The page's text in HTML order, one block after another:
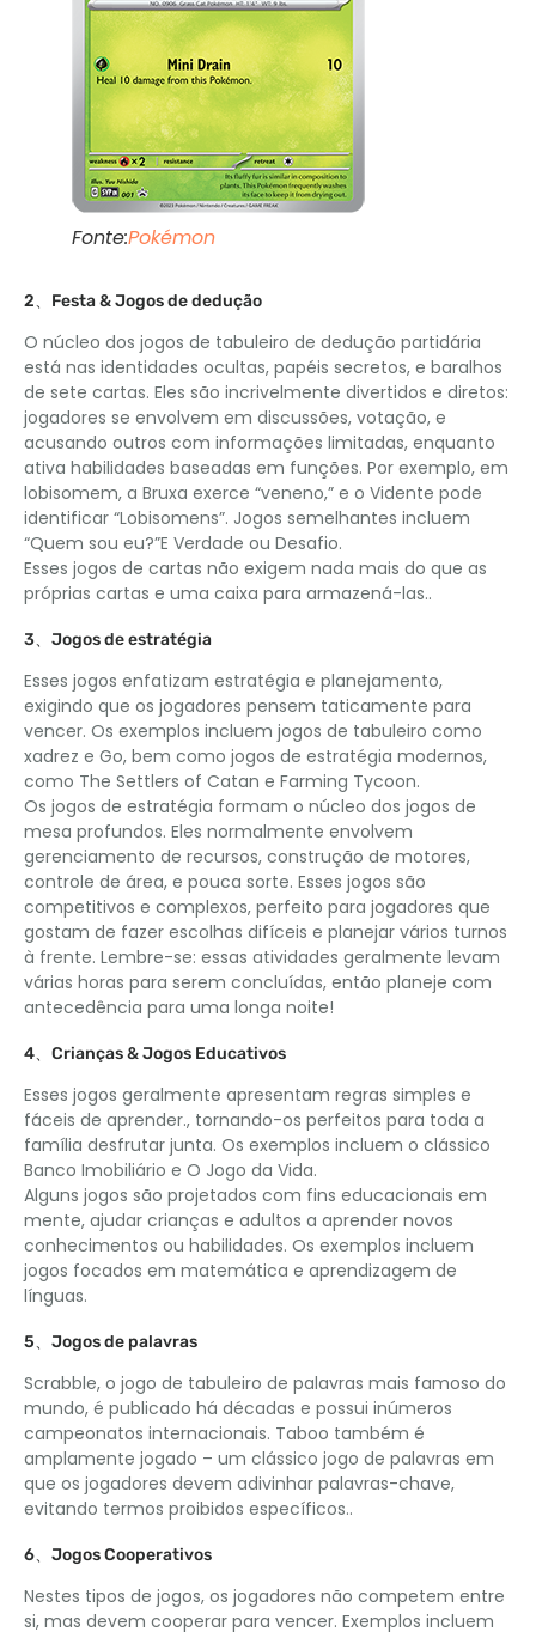
Fonte:Pokémon
2、Festa & Jogos de dedução
O núcleo dos jogos de tabuleiro de dedução partidária
está nas identidades ocultas, papéis secretos, e baralhos
de sete cartas. Eles são incrivelmente divertidos e diretos:
jogadores se envolvem em discussões, votação, e
acusando outros com informações limitadas, enquanto
ativa habilidades baseadas em funções. Por exemplo, em
lobisomem, a Bruxa exerce “veneno,” e o Vidente pode
identificar “Lobisomens”. Jogos semelhantes incluem
“Quem sou eu?”E Verdade ou Desafio.
Esses jogos de cartas não exigem nada mais do que as
próprias cartas e uma caixa para armazená-las..
3、Jogos de estratégia
Esses jogos enfatizam estratégia e planejamento,
exigindo que os jogadores pensem taticamente para
vencer. Os exemplos incluem jogos de tabuleiro como
xadrez e Go, bem como jogos de estratégia modernos,
como The Settlers of Catan e Farming Tycoon.
Os jogos de estratégia formam o núcleo dos jogos de
mesa profundos. Eles normalmente envolvem
gerenciamento de recursos, construção de motores,
controle de área, e pouca sorte. Esses jogos são
competitivos e complexos, perfeito para jogadores que
gostam de fazer escolhas difíceis e planejar vários turnos
à frente. Lembre-se: essas atividades geralmente levam
várias horas para serem concluídas, então planeje com
antecedência para uma longa noite!
4、Crianças & Jogos Educativos
Esses jogos geralmente apresentam regras simples e
fáceis de aprender., tornando-os perfeitos para toda a
família desfrutar junta. Os exemplos incluem o clássico
Banco Imobiliário e O Jogo da Vida.
Alguns jogos são projetados com fins educacionais em
mente, ajudar crianças e adultos a aprender novos
conhecimentos ou habilidades. Os exemplos incluem
jogos focados em matemática e aprendizagem de
línguas.
5、Jogos de palavras
Scrabble, o jogo de tabuleiro de palavras mais famoso do
mundo, é publicado há décadas e possui inúmeros
campeonatos internacionais. Taboo também é
amplamente jogado – um clássico jogo de palavras em
que os jogadores devem adivinhar palavras-chave,
evitando termos proibidos específicos..
6、Jogos Cooperativos
Nestes tipos de jogos, os jogadores não competem entre
si, mas devem cooperar para vencer. Exemplos incluem